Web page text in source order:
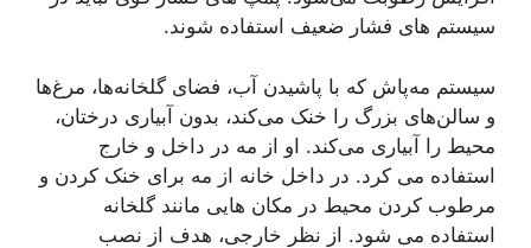
سیستم های فشار ضعیف استفاده شوند.
سیستم مه‌پاش که با پاشیدن آب، فضای گلخانه‌ها، مرغ‌ها
و سالن‌های بزرگ را خنک می‌کند، بدون آبیاری درختان،
محیط را آبیاری می‌کند. او از مه در داخل و خارج
استفاده می کرد. در داخل خانه از مه برای خنک کردن و
مرطوب کردن محیط در مکان هایی مانند گلخانه
استفاده می شود. از نظر خارجی، هدف از نصب